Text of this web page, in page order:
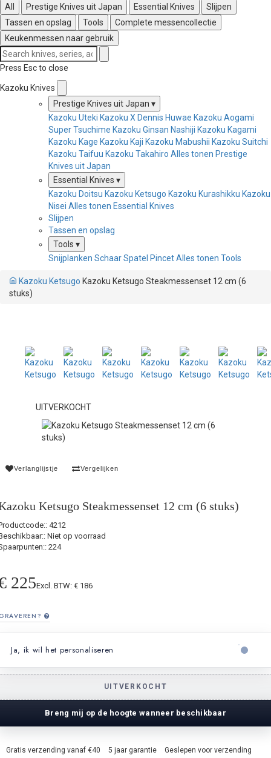
All
Prestige Knives uit Japan Essential Knives
Slijpen
Tassen en opslag
Tools
Complete messencollectie
Keukenmessen naar gebruik
Press Esc to close
Kazoku Knives
Prestige Knives uit Japan ▾
Kazoku Uteki Kazoku X Dennis Huwae Kazoku Aogami
Super Tsuchime Kazoku Ginsan Nashiji Kazoku Kagami
Kazoku Kage Kazoku Kaji Kazoku Mabushii Kazoku Suitchi
Kazoku Taifuu Kazoku Takahiro Alles tonen Prestige
Knives uit Japan
Essential Knives ▾
Kazoku Doitsu Kazoku Ketsugo Kazoku Kurashikku Kazoku
Nisei Alles tonen Essential Knives
Slijpen
Tassen en opslag
Tools ▾
Snijplanken SchaarSpatel PincetAlles tonen Tools
Kazoku Ketsugo Kazoku Ketsugo Steakmessenset 12 cm (6
stuks)
UITVERKOCHT
Verlanglijstje Vergelijken
Ketsugo Steakmessenset 12 cm (6 stuks)
4212
Niet op voorraad
224
225Excl. BTW: € 186
Ja, ik wil het personaliseren
UITVERKOCHT
Breng mij op de hoogte wanneer beschikbaar
Gratis verzending vanaf €40 5 jaar garantie Geslepen voor verzending